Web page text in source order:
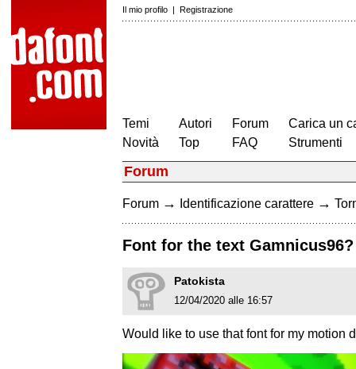
Il mio profilo | Registrazione
Temi
Novità
Autori
Top
Forum
FAQ
Carica un
Strumenti
Forum
Forum → Identificazione carattere →
Font for the text Gamnicus96?
Patokista
12/04/2020 alle 16:57
Would like to use that font for my motion